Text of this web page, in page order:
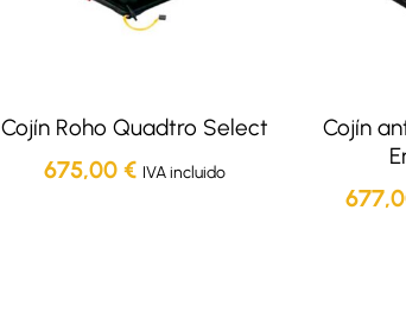
Cojín Roho Quadtro Select
675,00 € IVA incluido
Cojín